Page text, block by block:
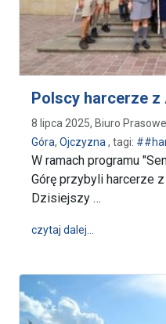
Polscy harcerze
8 lipca 2025, Biuro
Góra, Ojczyzna, tagi:
W ramach programu
Górę przybyli harcerze
Dzisiejszy …
czytaj dalej…